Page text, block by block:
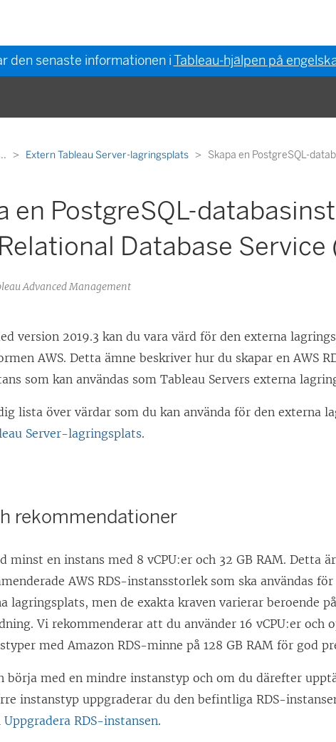
den senaste informationen iTableau-hjälpen på
Extern Tableau Server-lagringsplats Skapa en PostgreSQL-
en PostgreSQL-
Database Service
Advanced Management
version 2019.3 kan du vara värd för den externa
AWS. Detta ämne beskriver hur du skapar en AWS
som kan användas som Tableau Servers externa
lista över värdar som du kan använda för den externa
Server-lagringsplats.
rekommendationer
minst en instans med 8 vCPU:er och 32 GB RAM. Detta
AWS RDS-instansstorlek som ska användas för
lagringsplats, men de exakta kraven varierar beroende
Vi rekommenderar att du använder 16 vCPU:er och
med Amazon RDS-minne på 128 GB RAM för god
börja med en mindre instanstyp och om du därefter
instanstyp uppgraderar du den befintliga RDS-
Uppgradera RDS-instansen.